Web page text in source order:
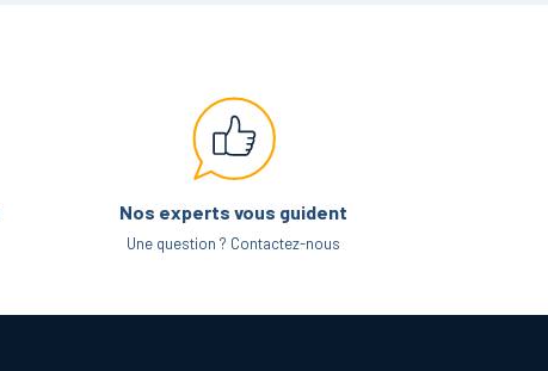
Nos experts vous guident
Une question ? Contactez-nous